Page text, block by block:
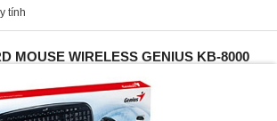
tính
MOUSE WIRELESS GENIUS KB-8000